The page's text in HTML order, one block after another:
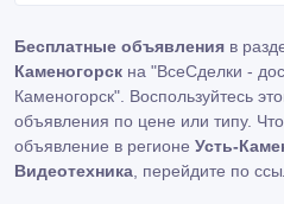
Бесплатные объявления в
Каменогорск на "ВсеСделки -
Каменогорск". Воспользуйтесь
объявления по цене или типу.
объявление в регионе Усть-
Видеотехника , перейдите по